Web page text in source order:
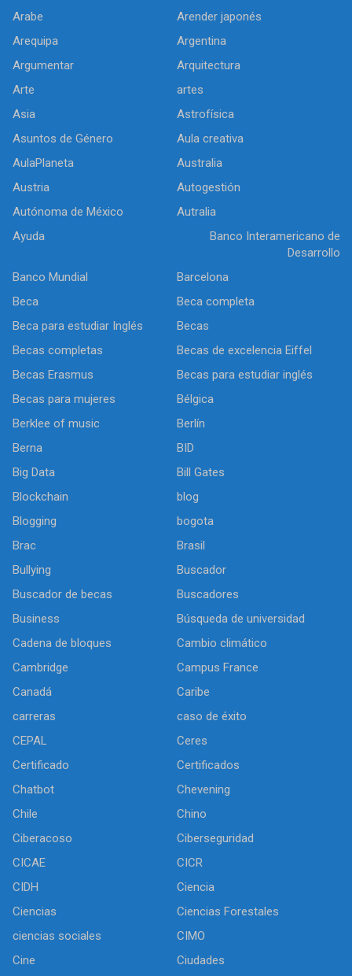
Arabe
Arender japonés
Arequipa
Argentina
Argumentar
Arquitectura
Arte
artes
Asia
Astrofísica
Asuntos de Género
Aula creativa
AulaPlaneta
Australia
Austria
Autogestión
Autónoma de México
Autralia
Ayuda
Banco Interamericano de
Desarrollo
Banco Mundial
Barcelona
Beca
Beca completa
Beca para estudiar Inglés
Becas
Becas completas
Becas de excelencia Eiffel
Becas Erasmus
Becas para estudiar inglés
Becas para mujeres
Bélgica
Berklee of music
Berlín
Berna
BID
Big Data
Bill Gates
Blockchain
blog
Blogging
bogota
Brac
Brasil
Bullying
Buscador
Buscador de becas
Buscadores
Business
Búsqueda de universidad
Cadena de bloques
Cambio climático
Cambridge
Campus France
Canadá
Caribe
carreras
caso de éxito
CEPAL
Ceres
Certificado
Certificados
Chatbot
Chevening
Chile
Chino
Ciberacoso
Ciberseguridad
CICAE
CICR
CIDH
Ciencia
Ciencias
Ciencias Forestales
ciencias sociales
CIMO
Cine
Ciudades